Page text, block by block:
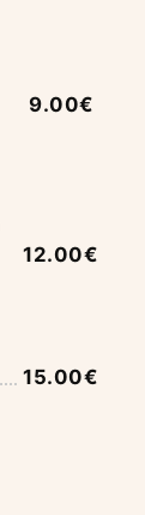
9.00€
12.00€
15.00€